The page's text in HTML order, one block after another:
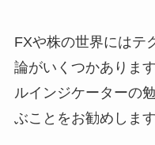
FXや株の世界にはテ
論がいくつかありま
ルインジケーターの
ぶことをお勧めします